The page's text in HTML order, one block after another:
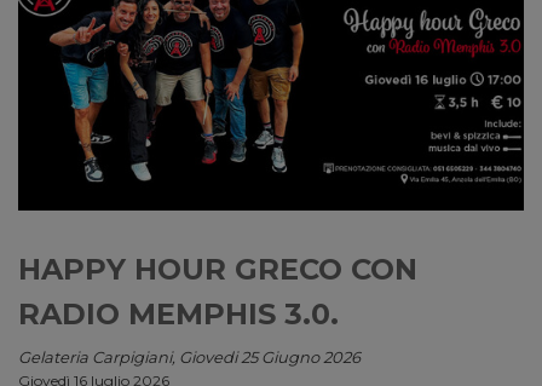
HAPPY HOUR GRECO CON
RADIO MEMPHIS 3.0.
Gelateria Carpigiani, Giovedi 25 Giugno 2026
Giovedì 16 luglio 2026